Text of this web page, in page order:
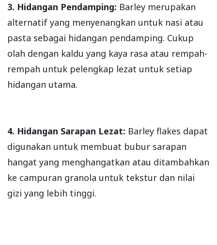
3. Hidangan Pendamping: Barley merupakan
alternatif yang menyenangkan untuk nasi atau
pasta sebagai hidangan pendamping. Cukup
olah dengan kaldu yang kaya rasa atau rempah-
rempah untuk pelengkap lezat untuk setiap
hidangan utama.
4. Hidangan Sarapan Lezat: Barley flakes dapat
digunakan untuk membuat bubur sarapan
hangat yang menghangatkan atau ditambahkan
ke campuran granola untuk tekstur dan nilai
gizi yang lebih tinggi.